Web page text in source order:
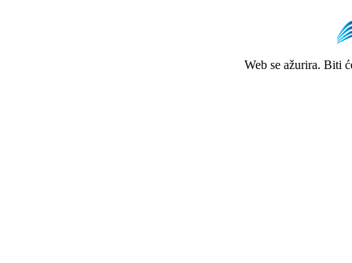
Web se ažurira. Biti